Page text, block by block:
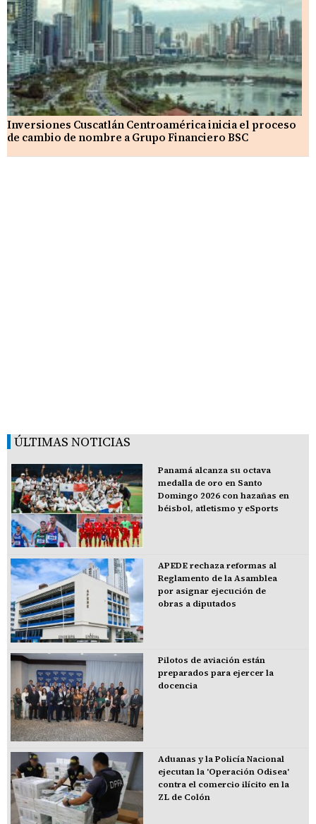
Inversiones Cuscatlán Centroamérica inicia el proceso
de cambio de nombre a Grupo Financiero BSC
ÚLTIMAS NOTICIAS
Panamá alcanza su octava
medalla de oro en Santo
Domingo 2026 con hazañas en
béisbol, atletismo y eSports
APEDE rechaza reformas al
Reglamento de la Asamblea
por asignar ejecución de
obras a diputados
Pilotos de aviación están
preparados para ejercer la
docencia
Aduanas y la Policía Nacional
ejecutan la 'Operación Odisea'
contra el comercio ilícito en la
ZL de Colón